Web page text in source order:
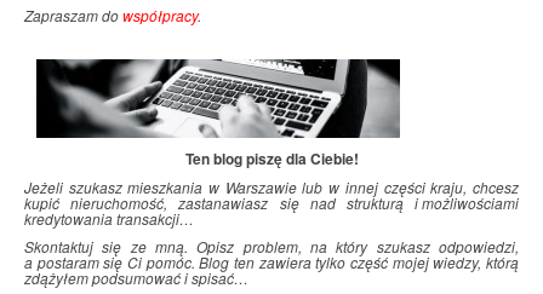
Zapraszam dowspółpracy.
Ten blog piszę dla Ciebie!
Jeżeli szukasz mieszkania w Warszawie lub w innej części kraju, chcesz
kupić nieruchomość, zastanawiasz się nad strukturą imożliwościami
kredytowania transakcji…
Skontaktuj się ze mną. Opisz problem, na który szukasz odpowiedzi,
a postaram się Ci pomóc. Blog ten zawiera tylko część mojej wiedzy, którą
zdążyłem podsumować ispisać…